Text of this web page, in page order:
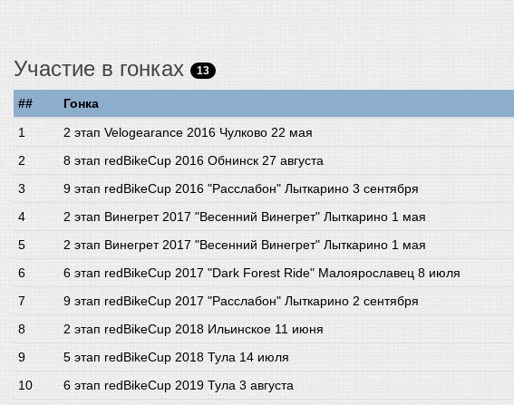
Участие в гонках 13
## Гонка
2 этап Velogearance 2016 Чулково 22 мая
8 этап redBikeCup 2016 Обнинск 27 августа
9 этап redBikeCup 2016 "Расслабон" Лыткарино 3 сентября
2 этап Винегрет 2017 "Весенний Винегрет" Лыткарино 1 мая
2 этап Винегрет 2017 "Весенний Винегрет" Лыткарино 1 мая
6 этап redBikeCup 2017 "Dark Forest Ride" Малоярославец 8 июля
9 этап redBikeCup 2017 "Расслабон" Лыткарино 2 сентября
2 этап redBikeCup 2018 Ильинское 11 июня
5 этап redBikeCup 2018 Тула 14 июля
6 этап redBikeCup 2019 Тула 3 августа